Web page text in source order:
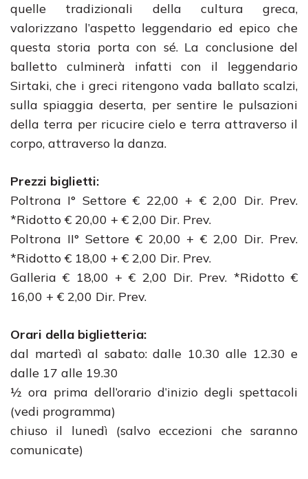
quelle tradizionali della cultura greca,
valorizzano l’aspetto leggendario ed epico che
questa storia porta con sé. La conclusione del
balletto culminerà infatti con il leggendario
Sirtaki, che i greci ritengono vada ballato scalzi,
sulla spiaggia deserta, per sentire le pulsazioni
della terra per ricucire cielo e terra attraverso il
corpo, attraverso la danza.
Prezzi biglietti:
Poltrona I° Settore € 22,00 + € 2,00 Dir. Prev.
*Ridotto € 20,00 + € 2,00 Dir. Prev.
Poltrona II° Settore € 20,00 + € 2,00 Dir. Prev.
*Ridotto € 18,00 + € 2,00 Dir. Prev.
Galleria € 18,00 + € 2,00 Dir. Prev. *Ridotto €
16,00 + € 2,00 Dir. Prev.
Orari della biglietteria:
dal martedì al sabato: dalle 10.30 alle 12.30 e
dalle 17 alle 19.30
½ ora prima dell’orario d’inizio degli spettacoli
(vedi programma)
chiuso il lunedì (salvo eccezioni che saranno
comunicate)